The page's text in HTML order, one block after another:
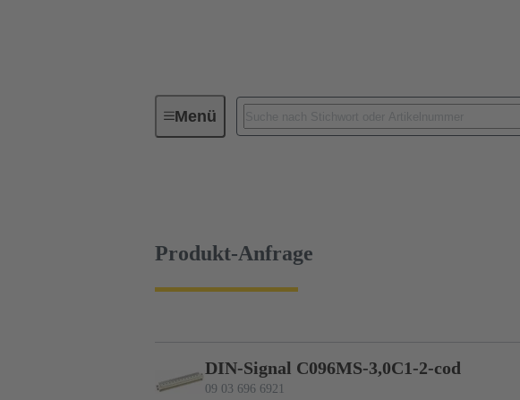
MenüGeräteanschlusstechnik
Produkt-Anfrage
DIN-Signal C096MS-3,0C1-2-cod
09 03 696 6921